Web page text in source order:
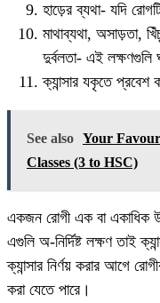
হাড়ের ব্যথা- যদি
মাথাব্যথা, অসাড়তা,
দুর্বলতা- এই লক্ষণগুলি
ক্যান্সার যকৃতে প্রবেশ
See also Your
Classes (3 to HSC)
একজন রোগী এক বা একাধিক
এগুলি অ-নির্দিষ্ট লক্ষণ তাই
ক্যান্সার নির্ণয় করার আগে
করা যেতে পারে।